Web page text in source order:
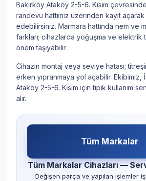
Bakırköy Ataköy 2-5-6. Kısım
randevu hattımız üzerinden kayıt
edebilirsiniz. Marmara hattında nem ve
farkları; cihazlarda yoğuşma ve elektrik
önem taşıyabilir.
Cihazın montaj veya seviye hatası;
erken yıpranmaya yol açabilir. Ekibimiz,
Ataköy 2-5-6. Kısım için tipik kullanım
alır.
Tüm Markalar
Tüm Markalar Cihazları —
Değişen parça ve yapılan işlemler